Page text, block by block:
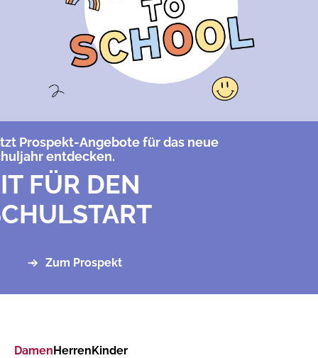
Prospekt-Angebote für das neue
entdecken.
FÜR DEN
Zum Prospekt
DamenHerrenKinder